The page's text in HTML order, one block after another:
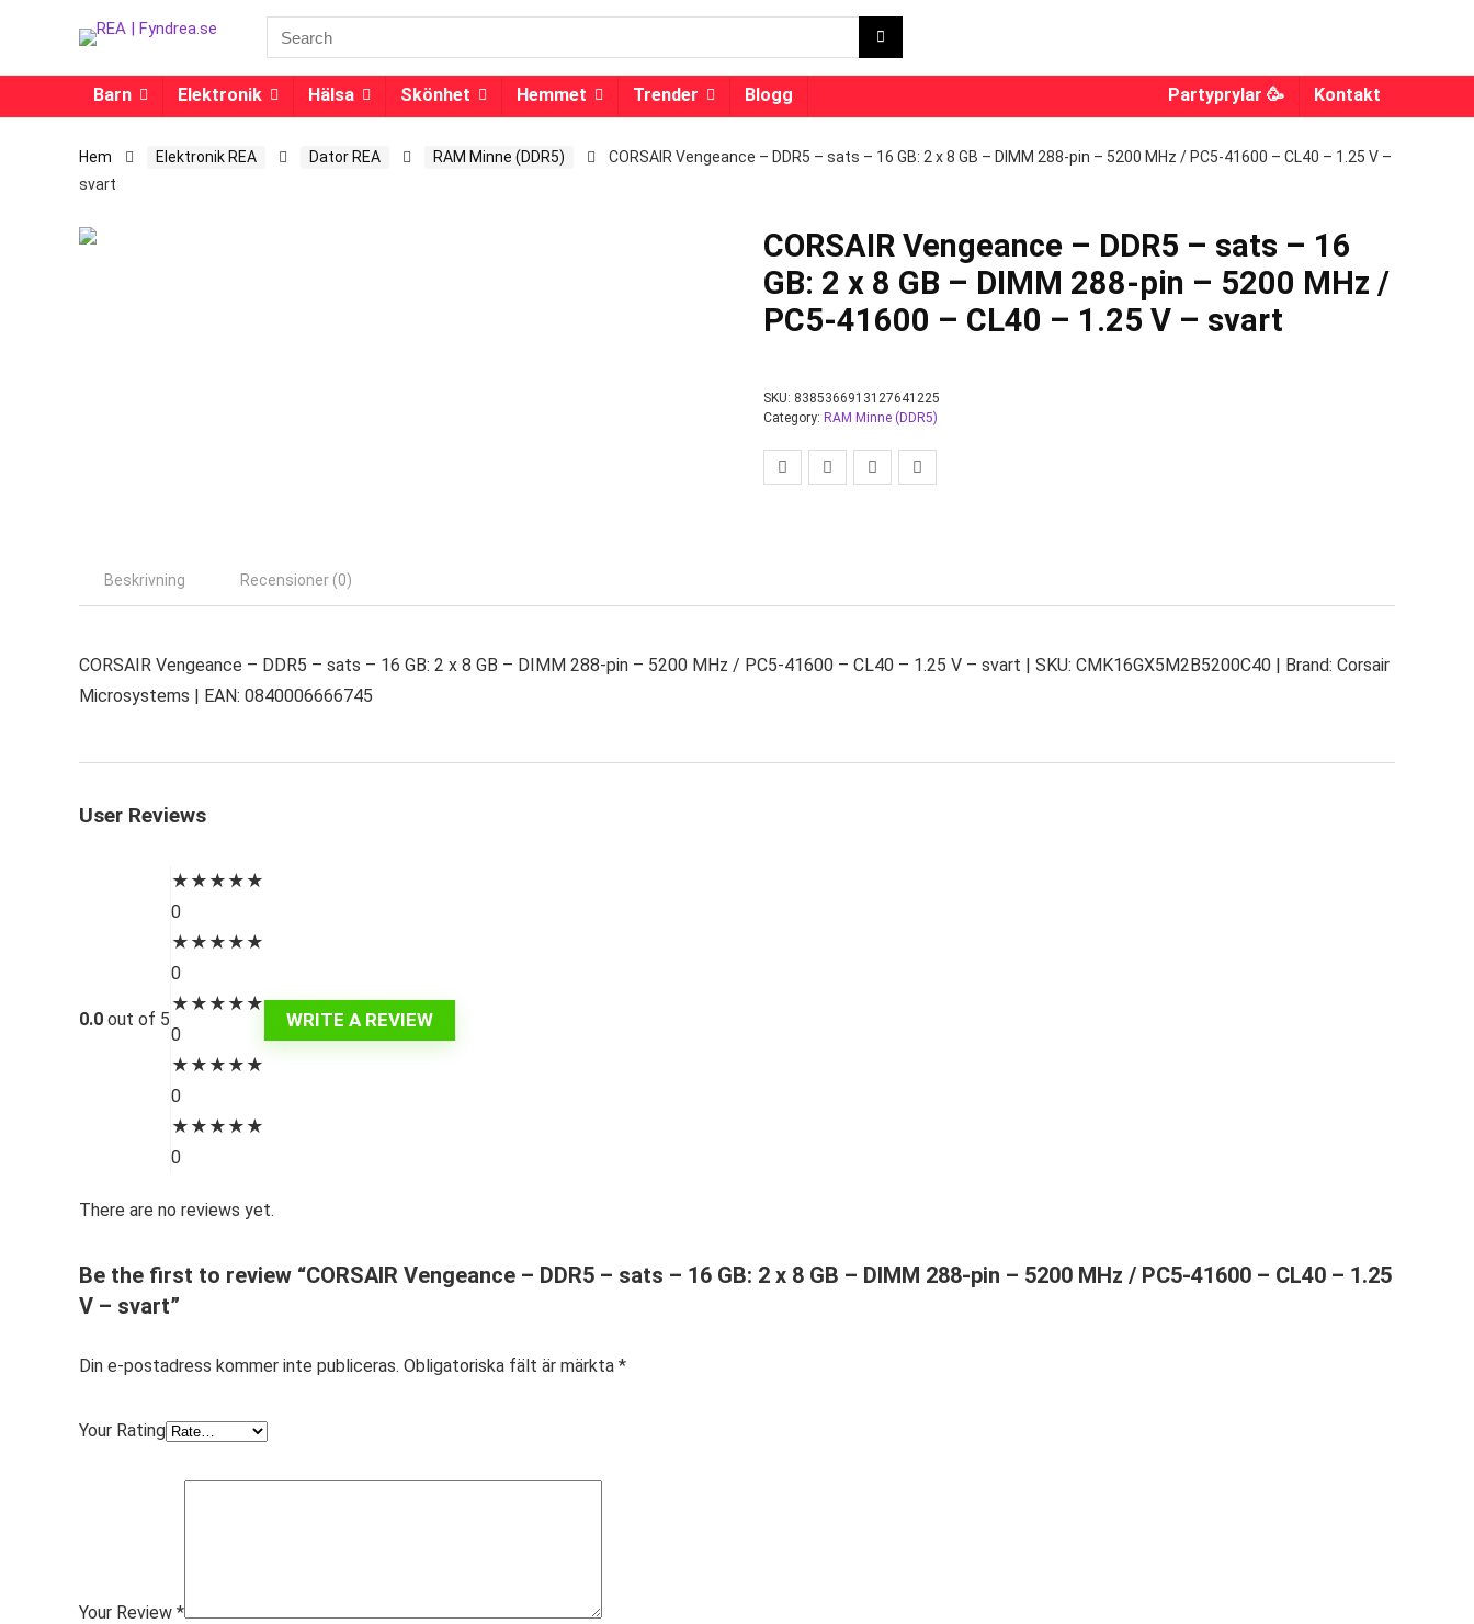
Barn Elektronik Hälsa Skönhet Hemmet Trender Blogg Partyprylar 🥳 Kontakt
Hem Elektronik REA Dator REA RAM Minne (DDR5)
CORSAIR Vengeance – DDR5 – sats – 16 GB: 2 x 8 GB – DIMM 288-pin – 5200 MHz / PC5-41600 – CL40 – 1.25 V –
svart
CORSAIR Vengeance – DDR5 – sats – 16
GB: 2 x 8 GB – DIMM 288-pin – 5200 MHz /
PC5-41600 – CL40 – 1.25 V – svart
SKU: 8385366913127641225
Category: RAM Minne (DDR5)
Beskrivning Recensioner (0)
CORSAIR Vengeance – DDR5 – sats – 16 GB: 2 x 8 GB – DIMM 288-pin – 5200 MHz / PC5-41600 – CL40 – 1.25 V – svart | SKU: CMK16GX5M2B5200C40 | Brand: Corsair
Microsystems | EAN: 0840006666745
User Reviews
0.0 out of 5
★ ★ ★ ★ ★
0
★ ★ ★ ★ ★
0
★ ★ ★ ★ ★
0
★ ★ ★ ★ ★
0
★ ★ ★ ★ ★
0
WRITE A REVIEW
There are no reviews yet.
Be the first to review “CORSAIR Vengeance – DDR5 – sats – 16 GB: 2 x 8 GB – DIMM 288-pin – 5200 MHz / PC5-41600 – CL40 – 1.25
V – svart”
Din e-postadress kommer inte publiceras. Obligatoriska fält är märkta *
Your Rating
Your Review *